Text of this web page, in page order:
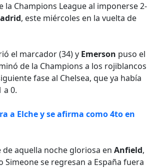
la Champions League al imponerse 2-
, este miércoles en la vuelta de
el marcador (34) y Emerson puso el
de la Champions a los rojiblancos
fase al Chelsea, que ya había
a 0.
a Elche y se afirma como 4to en
aquella noche gloriosa en Anfield,
Simeone se regresan a España fuera